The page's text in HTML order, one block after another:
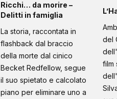
Ricchi… da morire –
Delitti in famiglia
La storia, raccontata in
flashback dal braccio
della morte dal cinico
Becket Redfellow, segue
il suo spietato e calcolato
piano per eliminare uno a
del
film